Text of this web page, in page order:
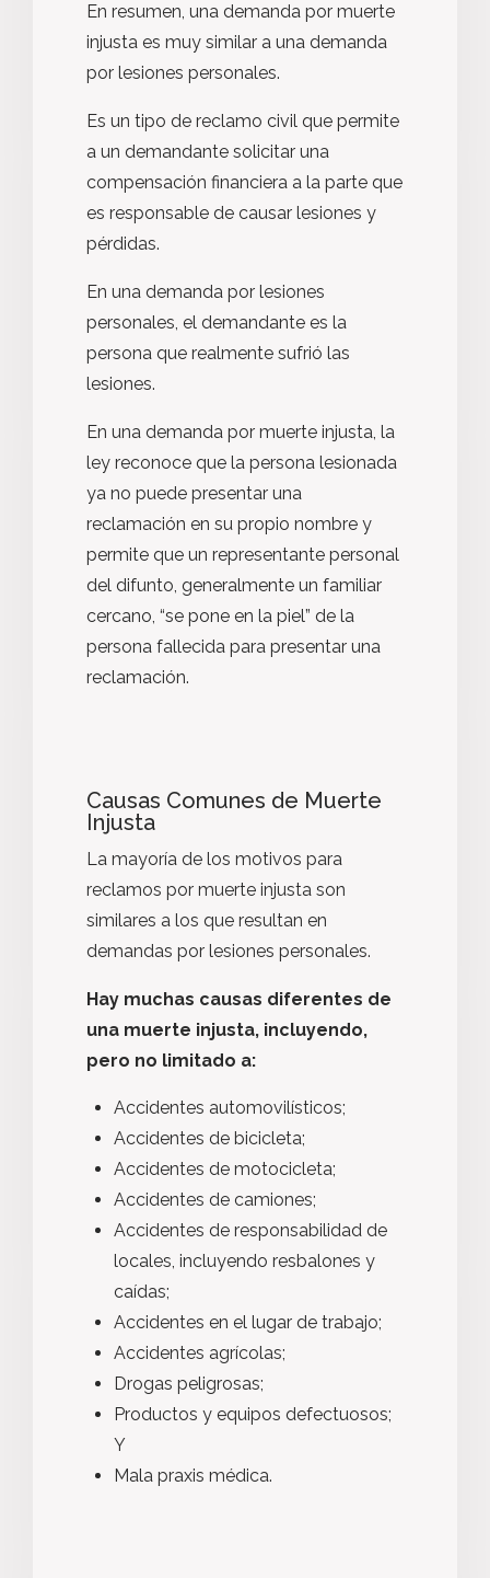
En resumen, una demanda por muerte
injusta es muy similar a una demanda
por lesiones personales.
Es un tipo de reclamo civil que permite
a un demandante solicitar una
compensación financiera a la parte que
es responsable de causar lesiones y
pérdidas.
En una demanda por lesiones
personales, el demandante es la
persona que realmente sufrió las
lesiones.
En una demanda por muerte injusta, la
ley reconoce que la persona lesionada
ya no puede presentar una
reclamación en su propio nombre y
permite que un representante personal
del difunto, generalmente un familiar
cercano, “se pone en la piel” de la
persona fallecida para presentar una
reclamación.
Causas Comunes de Muerte
Injusta
La mayoría de los motivos para
reclamos por muerte injusta son
similares a los que resultan en
demandas por lesiones personales.
Hay muchas causas diferentes de
una muerte injusta, incluyendo,
pero no limitado a:
Accidentes automovilísticos;
Accidentes de bicicleta;
Accidentes de motocicleta;
Accidentes de camiones;
Accidentes de responsabilidad de
locales, incluyendo resbalones y
caídas;
Accidentes en el lugar de trabajo;
Accidentes agrícolas;
Drogas peligrosas;
Productos y equipos defectuosos;
Y
Mala praxis médica.